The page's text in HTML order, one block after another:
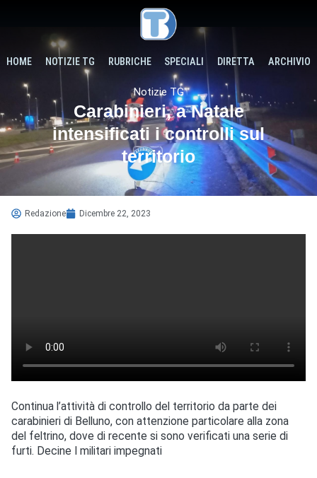
HOME NOTIZIE TG RUBRICHE SPECIALI DIRETTA ARCHIVIO
Notizie TG
Carabinieri, a Natale
intensificati i controlli sul
territorio
Redazione Dicembre 22, 2023
Continua l’attività di controllo del territorio da parte dei
carabinieri di Belluno, con attenzione particolare alla zona
del feltrino, dove di recente si sono verificati una serie di
furti. Decine I militari impegnati